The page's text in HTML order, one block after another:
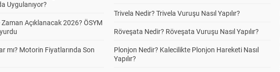
Uygulanıyor?
Zaman Açıklanacak 2026? ÖSYM
mı? Motorin Fiyatlarında Son
Trivela Nedir? Trivela Vuruşu Nasıl Yapılır?
Röveşata Nedir? Röveşata Vuruşu Nasıl Yapılır?
Plonjon Nedir? Kalecilikte Plonjon Hareketi Nasıl
Yapılır?